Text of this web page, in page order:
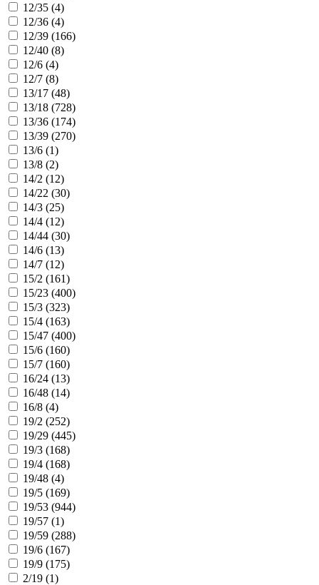
12/35 (4)
12/36 (4)
12/39 (166)
12/40 (8)
12/6 (4)
12/7 (8)
13/17 (48)
13/18 (728)
13/36 (174)
13/39 (270)
13/6 (1)
13/8 (2)
14/2 (12)
14/22 (30)
14/3 (25)
14/4 (12)
14/44 (30)
14/6 (13)
14/7 (12)
15/2 (161)
15/23 (400)
15/3 (323)
15/4 (163)
15/47 (400)
15/6 (160)
15/7 (160)
16/24 (13)
16/48 (14)
16/8 (4)
19/2 (252)
19/29 (445)
19/3 (168)
19/4 (168)
19/48 (4)
19/5 (169)
19/53 (944)
19/57 (1)
19/59 (288)
19/6 (167)
19/9 (175)
2/19 (1)